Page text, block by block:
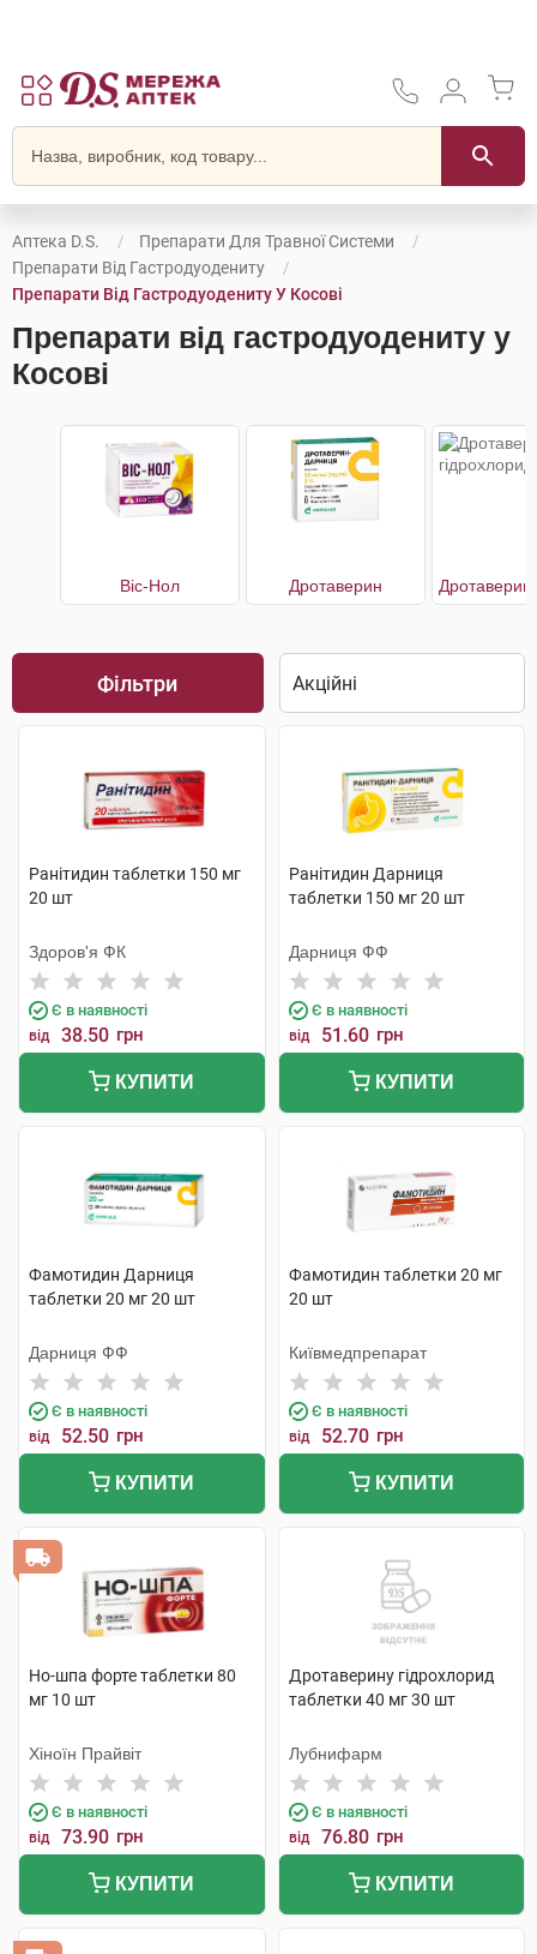
Аптека D.S.
Препарати Для Травної Системи
Препарати Від Гастродуодениту
Препарати Від Гастродуодениту У Косові
Препарати від гастродуодениту у
Косові
Віс-Нол Дротаверин
Фільтри
Ранітидин таблетки 150 мг
20 шт
Здоров'я ФК
Є в наявності
від 38.50 грн
КУПИТИ
Ранітидин Дарниця
таблетки 150 мг 20 шт
Дарниця ФФ
Є в наявності
від 51.60 грн
КУПИТИ
Фамотидин Дарниця
таблетки 20 мг 20 шт
Дарниця ФФ
Є в наявності
від 52.50 грн
КУПИТИ
Фамотидин таблетки 20 мг
20 шт
Київмедпрепарат
Є в наявності
від 52.70 грн
КУПИТИ
Но-шпа форте таблетки 80
мг 10 шт
Хіноїн Прайвіт
Є в наявності
від 73.90 грн
КУПИТИ
Дротаверину гідрохлорид
таблетки 40 мг 30 шт
Лубнифарм
Є в наявності
від 76.80 грн
КУПИТИ